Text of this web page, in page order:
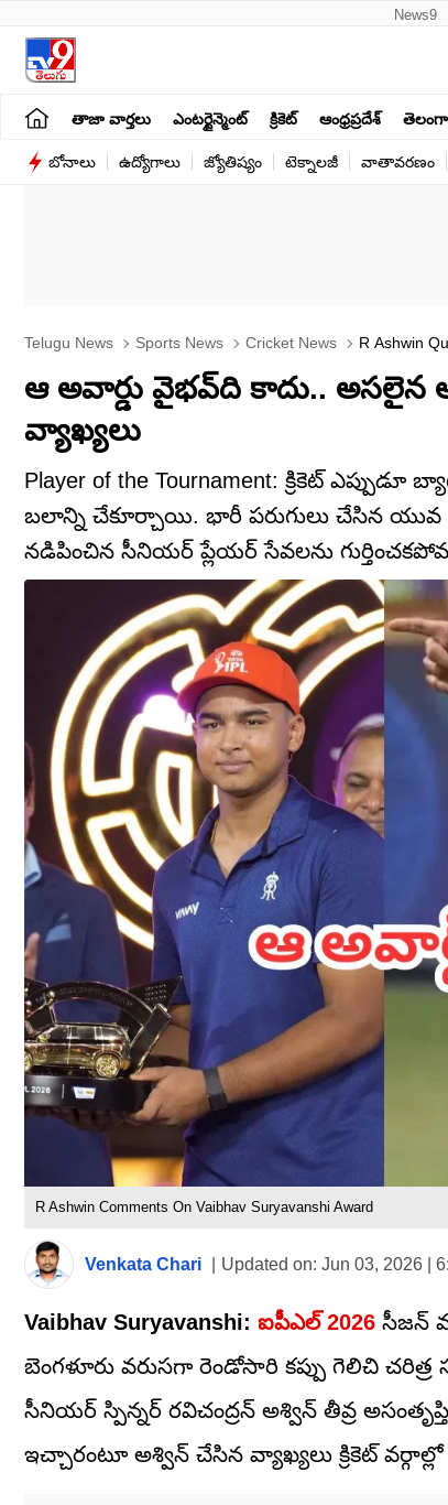
News9
తాజా వార్తలు ఎంటర్టైన్మెంట్ క్రికెట్ ఆంధ్రప్రదేశ్
బోనాలు ఉద్యోగాలు జ్యోతిష్యం టెక్నాలజీ వాతావరణం
Telugu News Sports News Cricket News R Ashwin
ఆ అవార్డు వైభవ్‌ది కాదు..
వ్యాఖ్యలు
Player of the Tournament: క్రికెట్
బలాన్ని చేకూర్చాయి. భారీ పరుగులు చేసిన
నడిపించిన సీనియర్ ప్లేయర్ సేవలను
R Ashwin Comments On Vaibhav Suryavanshi Award
Venkata Chari Updated on: Jun 03, 2026 |
Vaibhav Suryavanshi: ఐపీఎల్ 2026 సీజన్
బెంగళూరు వరుసగా రెండోసారి కప్పు గెలిచి
సీనియర్ స్పిన్నర్ రవిచంద్రన్ అశ్విన్ తీవ్ర
ఇచ్చారంటూ అశ్విన్ చేసిన వ్యాఖ్యలు క్రికెట్